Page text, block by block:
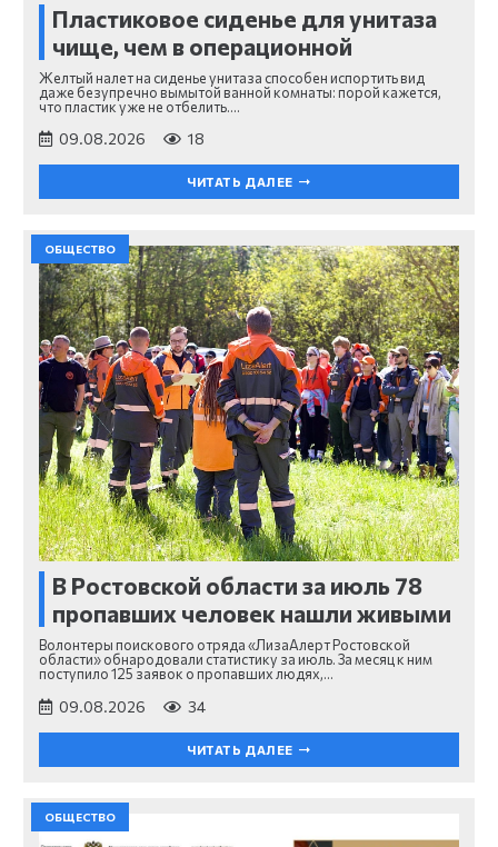
Пластиковое сиденье для унитаза
чище, чем в операционной
Желтый налет на сиденье унитаза способен испортить вид
даже безупречно вымытой ванной комнаты: порой кажется,
что пластик уже не отбелить.…
09.08.2026 18
ЧИТАТЬ ДАЛЕЕ
ОБЩЕСТВО
В Ростовской области за июль 78
пропавших человек нашли живыми
Волонтеры поискового отряда «ЛизаАлерт Ростовской
области» обнародовали статистику за июль. За месяц к ним
поступило 125 заявок о пропавших людях,…
09.08.2026 34
ЧИТАТЬ ДАЛЕЕ
ОБЩЕСТВО